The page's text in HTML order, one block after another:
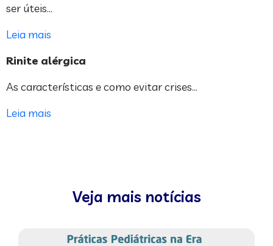
ser úteis…
Leia mais
Rinite alérgica
As características e como evitar crises…
Leia mais
Veja mais notícias